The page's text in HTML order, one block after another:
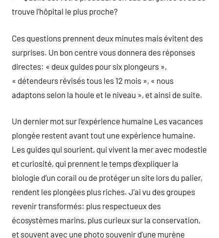
trouve l’hôpital le plus proche?
Ces questions prennent deux minutes mais évitent des
surprises. Un bon centre vous donnera des réponses
directes: « deux guides pour six plongeurs »,
« détendeurs révisés tous les 12 mois », « nous
adaptons selon la houle et le niveau », et ainsi de suite.
Un dernier mot sur l’expérience humaine Les vacances
plongée restent avant tout une expérience humaine.
Les guides qui sourient, qui vivent la mer avec modestie
et curiosité, qui prennent le temps d’expliquer la
biologie d’un corail ou de protéger un site lors du palier,
rendent les plongées plus riches. J’ai vu des groupes
revenir transformés: plus respectueux des
écosystèmes marins, plus curieux sur la conservation,
et souvent avec une photo souvenir d’une murène